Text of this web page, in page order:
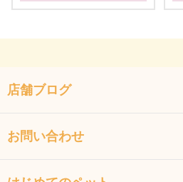
店舗ブログ
お問い合わせ